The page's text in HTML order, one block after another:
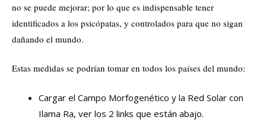
no se puede mejorar; por lo que es indispensable tener
identificados a los psicópatas, y controlados para que no sigan
dañando el mundo.
Estas medidas se podrían tomar en todos los países del mundo:
Cargar el Campo Morfogenético y la Red Solar con
Ilama Ra, ver los 2 links que están abajo.